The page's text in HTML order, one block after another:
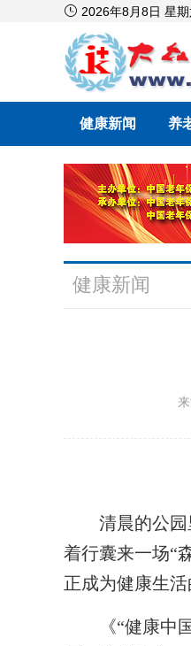
 2026年8月8日 星
健康新闻 养
健康新闻
清晨的公园里
着行囊来一场“
正成为健康生活
《“健康中国